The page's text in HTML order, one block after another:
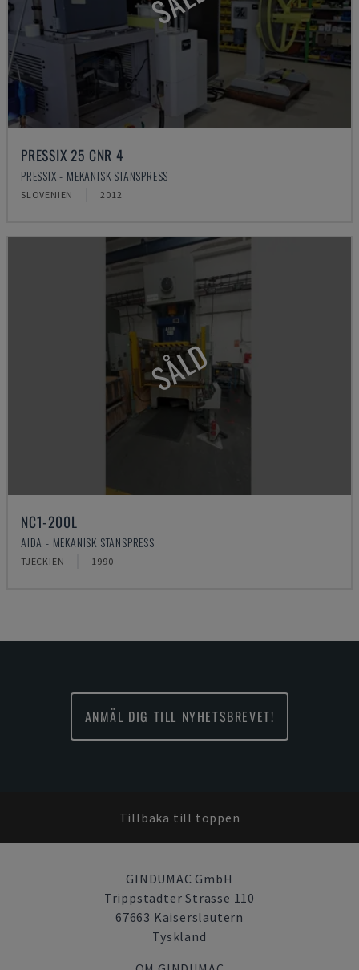
PRESSIX 25 CNR 4
PRESSIX - MEKANISK STANSPRESS
SLOVENIEN 2012
SÅLD
NC1-200L
AIDA - MEKANISK STANSPRESS
TJECKIEN 1990
ANMÄL DIG TILL NYHETSBREVET!
Tillbaka till toppen
GINDUMAC GmbH
Trippstadter Strasse 110
67663 Kaiserslautern
Tyskland